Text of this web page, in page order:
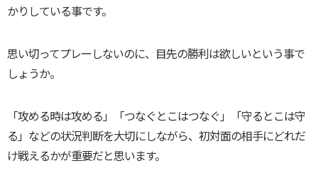
かりしている事です。
思い切ってプレーしないのに、目先の勝利は欲しいという事で
しょうか。
「攻める時は攻める」「つなぐとこはつなぐ」「守るとこは守
る」などの状況判断を大切にしながら、初対面の相手にどれだ
け戦えるかが重要だと思います。